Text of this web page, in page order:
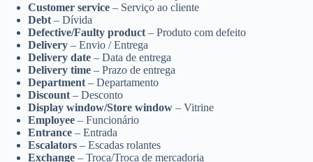
Customer service – Serviço ao cliente
Debt – Dívida
Defective/Faulty product – Produto com defeito
Delivery – Envio / Entrega
Delivery date – Data de entrega
Delivery time – Prazo de entrega
Department – Departamento
Discount – Desconto
Display window/Store window – Vitrine
Employee – Funcionário
Entrance – Entrada
Escalators – Escadas rolantes
Exchange – Troca/Troca de mercadoria